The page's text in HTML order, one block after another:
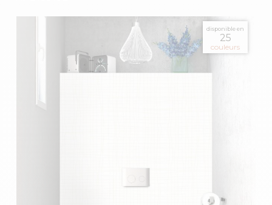
disponible en
25
couleurs